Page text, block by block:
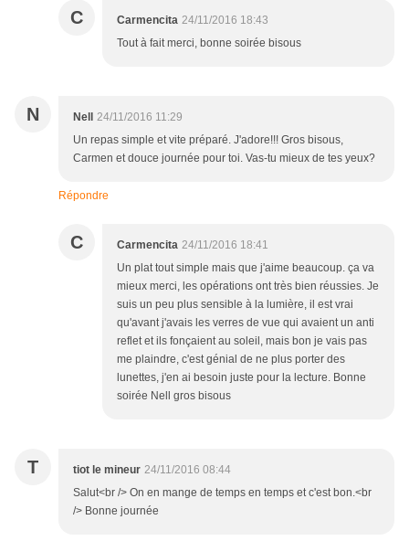
C Carmencita 24/11/2016 18:43
Tout à fait merci, bonne soirée bisous
N Nell
24/11/2016 11:29
Un repas simple et vite préparé. J'adore!!! Gros bisous,
Carmen et douce journée pour toi. Vas-tu mieux de tes yeux?
Répondre
C Carmencita 24/11/2016 18:41
Un plat tout simple mais que j'aime beaucoup. ça va
mieux merci, les opérations ont très bien réussies. Je
suis un peu plus sensible à la lumière, il est vrai
qu'avant j'avais les verres de vue qui avaient un anti
reflet et ils fonçaient au soleil, mais bon je vais pas
me plaindre, c'est génial de ne plus porter des
lunettes, j'en ai besoin juste pour la lecture. Bonne
soirée Nell gros bisous
T tiot le mineur 24/11/2016 08:44
Salut<br /> On en mange de temps en temps et c'est bon.<br
/> Bonne journée